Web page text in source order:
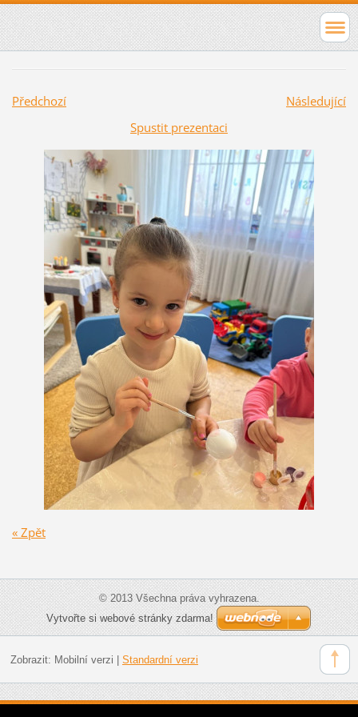
Předchozí
Následující
Spustit prezentaci
« Zpět
© 2013 Všechna práva vyhrazena.
Vytvořte si webové stránky zdarma!
Zobrazit: Mobilní verzi Standardní verzi